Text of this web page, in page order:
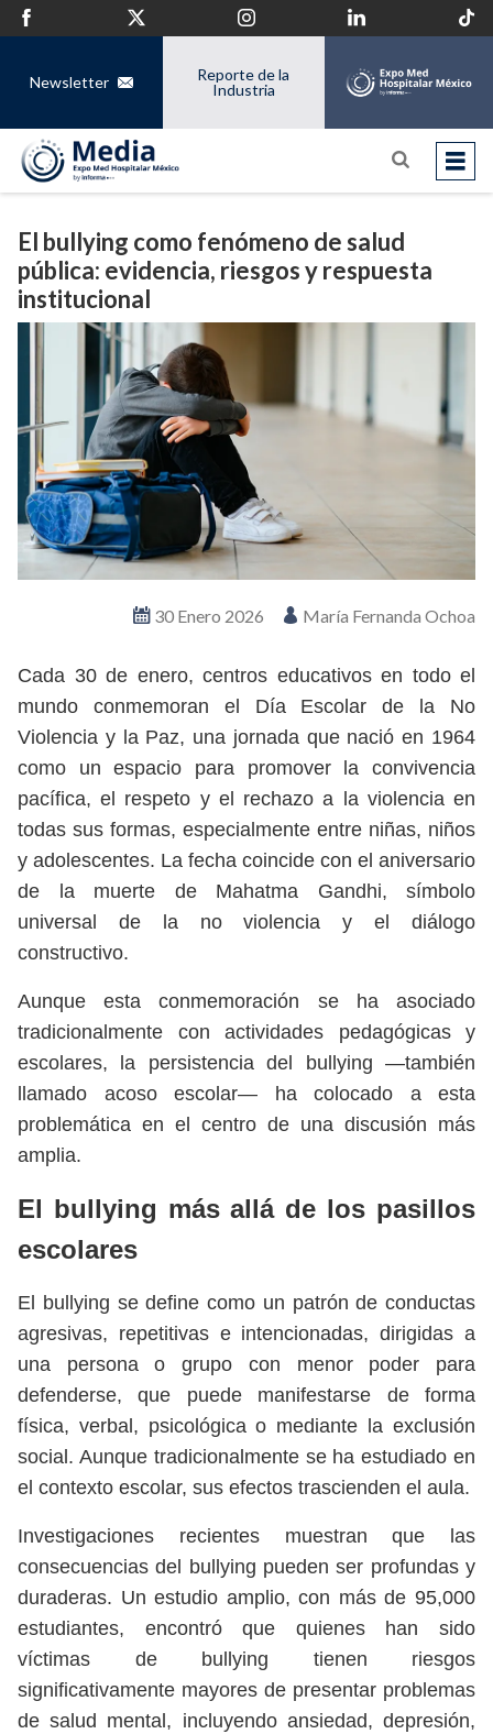
Newsletter
Reporte de la
Industria
El bullying como fenómeno de salud
pública: evidencia, riesgos y respuesta
institucional
30 Enero 2026 María Fernanda Ochoa
Cada 30 de enero, centros educativos en todo el
mundo conmemoran el Día Escolar de la No
Violencia y la Paz, una jornada que nació en 1964
como un espacio para promover la convivencia
pacífica, el respeto y el rechazo a la violencia en
todas sus formas, especialmente entre niñas, niños
y adolescentes. La fecha coincide con el aniversario
de la muerte de Mahatma Gandhi, símbolo
universal de la no violencia y el diálogo
constructivo.
Aunque esta conmemoración se ha asociado
tradicionalmente con actividades pedagógicas y
escolares, la persistencia del bullying —también
llamado acoso escolar— ha colocado a esta
problemática en el centro de una discusión más
amplia.
El bullying más allá de los pasillos
escolares
El bullying se define como un patrón de conductas
agresivas, repetitivas e intencionadas, dirigidas a
una persona o grupo con menor poder para
defenderse, que puede manifestarse de forma
física, verbal, psicológica o mediante la exclusión
social. Aunque tradicionalmente se ha estudiado en
el contexto escolar, sus efectos trascienden el aula.
Investigaciones recientes muestran que las
consecuencias del bullying pueden ser profundas y
duraderas. Un estudio amplio, con más de 95,000
estudiantes, encontró que quienes han sido
víctimas de bullying tienen riesgos
significativamente mayores de presentar problemas
de salud mental, incluyendo ansiedad, depresión,